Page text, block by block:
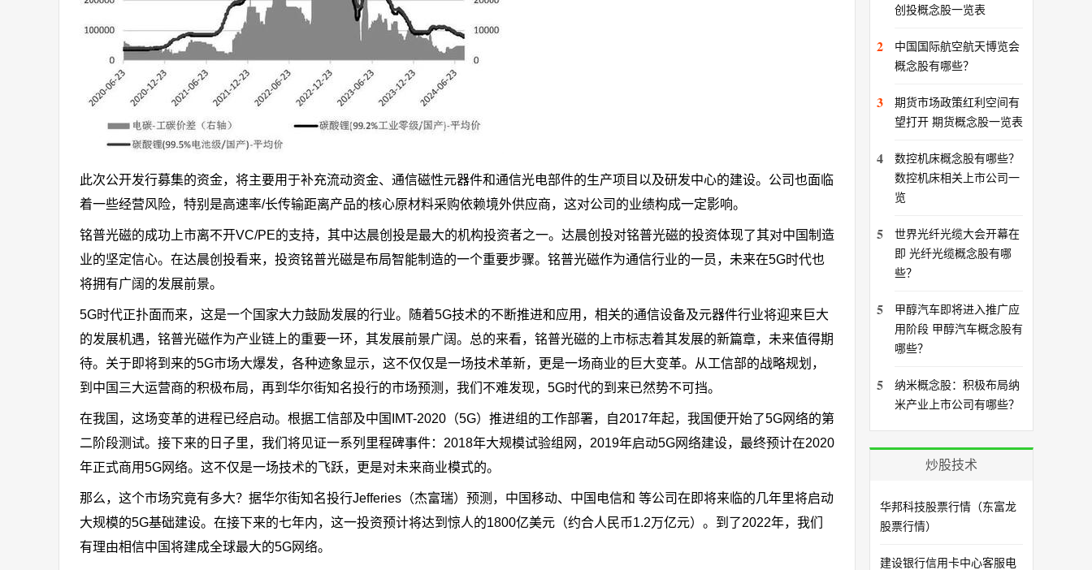
此次公开发行募集的资金，将主要用于补充流动资金、通信磁性元器件和通信光电部件的生产项目以及研发中心的建设。公司也面临
着一些经营风险，特别是高速率/长传输距离产品的核心原材料采购依赖境外供应商，这对公司的业绩构成一定影响。
铭普光磁的成功上市离不开VC/PE的支持，其中达晨创投是最大的机构投资者之一。达晨创投对铭普光磁的投资体现了其对中国制造
业的坚定信心。在达晨创投看来，投资铭普光磁是布局智能制造的一个重要步骤。铭普光磁作为通信行业的一员，未来在5G时代也
将拥有广阔的发展前景。
5G时代正扑面而来，这是一个国家大力鼓励发展的行业。随着5G技术的不断推进和应用，相关的通信设备及元器件行业将迎来巨大
的发展机遇，铭普光磁作为产业链上的重要一环，其发展前景广阔。总的来看，铭普光磁的上市标志着其发展的新篇章，未来值得期
待。关于即将到来的5G市场大爆发，各种迹象显示，这不仅仅是一场技术革新，更是一场商业的巨大变革。从工信部的战略规划，
到中国三大运营商的积极布局，再到华尔街知名投行的市场预测，我们不难发现，5G时代的到来已然势不可挡。
在我国，这场变革的进程已经启动。根据工信部及中国IMT-2020（5G）推进组的工作部署，自2017年起，我国便开始了5G网络的第
二阶段测试。接下来的日子里，我们将见证一系列里程碑事件：2018年大规模试验组网，2019年启动5G网络建设，最终预计在2020
年正式商用5G网络。这不仅是一场技术的飞跃，更是对未来商业模式的。
那么，这个市场究竟有多大？据华尔街知名投行Jefferies（杰富瑞）预测，中国移动、中国电信和 等公司在即将来临的几年里将启动
大规模的5G基础建设。在接下来的七年内，这一投资预计将达到惊人的1800亿美元（约合人民币1.2万亿元）。到了2022年，我们
有理由相信中国将建成全球最大的5G网络。
创投概念股一览表
2
中国国际航空航天博览会
概念股有哪些？
3
期货市场政策红利空间有
望打开 期货概念股一览表
4
数控机床概念股有哪些？
数控机床相关上市公司一
览
5
世界光纤光缆大会开幕在
即 光纤光缆概念股有哪
些？
5
甲醇汽车即将进入推广应
用阶段 甲醇汽车概念股有
哪些？
5
纳米概念股：积极布局纳
米产业上市公司有哪些？
炒股技术
华邦科技股票行情（东富龙
股票行情）
建设银行信用卡中心客服电